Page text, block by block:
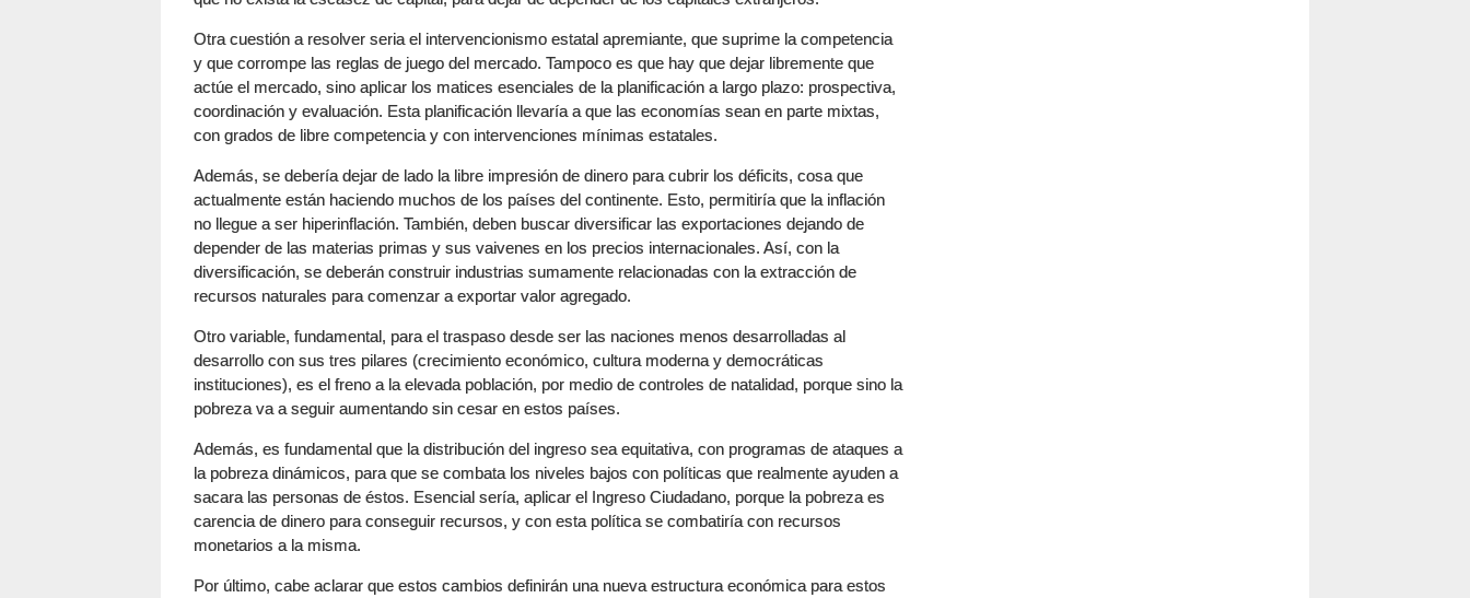
Otra cuestión a resolver seria el intervencionismo estatal apremiante, que suprime la competencia
y que corrompe las reglas de juego del mercado. Tampoco es que hay que dejar libremente que
actúe el mercado, sino aplicar los matices esenciales de la planificación a largo plazo: prospectiva,
coordinación y evaluación. Esta planificación llevaría a que las economías sean en parte mixtas,
con grados de libre competencia y con intervenciones mínimas estatales.
Además, se debería dejar de lado la libre impresión de dinero para cubrir los déficits, cosa que
actualmente están haciendo muchos de los países del continente. Esto, permitiría que la inflación
no llegue a ser hiperinflación. También, deben buscar diversificar las exportaciones dejando de
depender de las materias primas y sus vaivenes en los precios internacionales. Así, con la
diversificación, se deberán construir industrias sumamente relacionadas con la extracción de
recursos naturales para comenzar a exportar valor agregado.
Otro variable, fundamental, para el traspaso desde ser las naciones menos desarrolladas al
desarrollo con sus tres pilares (crecimiento económico, cultura moderna y democráticas
instituciones), es el freno a la elevada población, por medio de controles de natalidad, porque sino la
pobreza va a seguir aumentando sin cesar en estos países.
Además, es fundamental que la distribución del ingreso sea equitativa, con programas de ataques a
la pobreza dinámicos, para que se combata los niveles bajos con políticas que realmente ayuden a
sacara las personas de éstos. Esencial sería, aplicar el Ingreso Ciudadano, porque la pobreza es
carencia de dinero para conseguir recursos, y con esta política se combatiría con recursos
monetarios a la misma.
Por último, cabe aclarar que estos cambios definirán una nueva estructura económica para estos